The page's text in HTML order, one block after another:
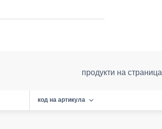
продукти на страница
код на артикула